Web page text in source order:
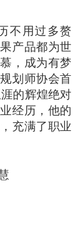
用过多赘
产品都为世
，成为有梦
划师协会首
的辉煌绝对
经历，他的
充满了职业